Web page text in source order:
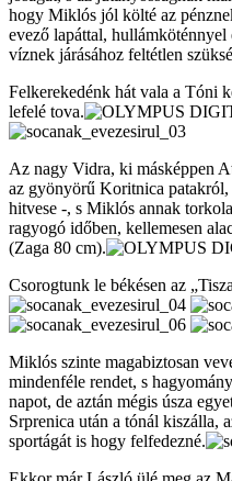
hogy Miklós jól költé az
evező lapáttal, hullámköténnyel
víznek járásához feltétlen
Felkerekedénk hát vala a Tóni
lefelé tova.
Az nagy Vidra, ki másképpen
az gyönyörű Koritnica
hitvese -, s Miklós annak
ragyogó időben, kellemesen
(Zaga 80 cm).
Csorogtunk le békésen az
Miklós szinte magabiztosan
mindenféle rendet, s
napot, de aztán mégis úsza
Srprenica után a tónál kiszálla,
sportágát is hogy felfedezné.